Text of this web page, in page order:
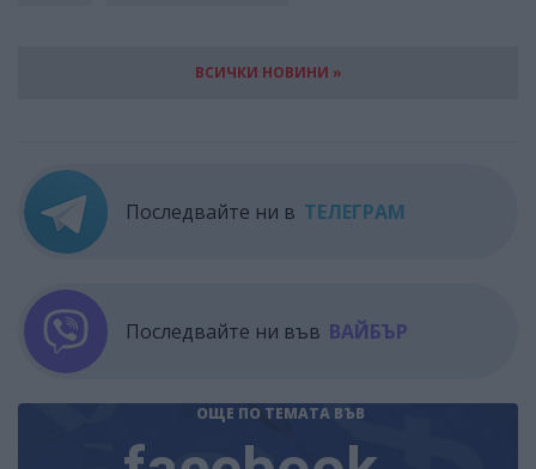
ВСИЧКИ НОВИНИ »
Последвайте ни в ТЕЛЕГРАМ
Последвайте ни във ВАЙБЪР
ОЩЕ ПО ТЕМАТА ВЪВ